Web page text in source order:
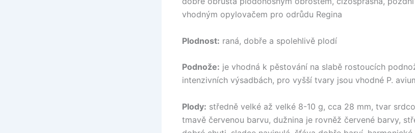
vhodným opylovačem pro odrůdu Regina
Plodnost: raná, dobře a spolehlivě plodí
Podnože: je vhodná k pěstování na slabě rostoucích
intenzivních výsadbách, pro vyšší tvary jsou vhodné P.
Plody: středně velké až velké 8-10 g, cca 28 mm, tvar
tmavě červenou barvu, dužnina je rovněž červené barvy,